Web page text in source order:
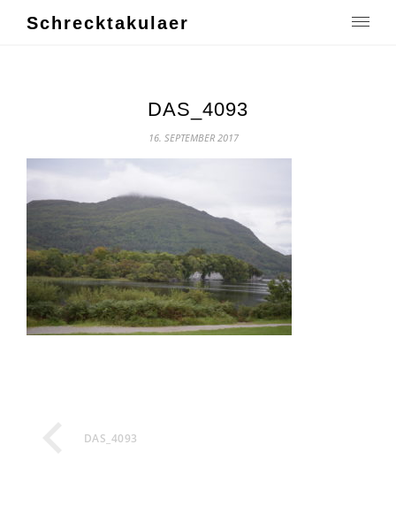
Schrecktakulaer
DAS_4093
16. SEPTEMBER 2017
DAS_4093